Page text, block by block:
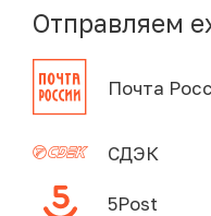
Отправляем
Почта
СДЭК
5Post